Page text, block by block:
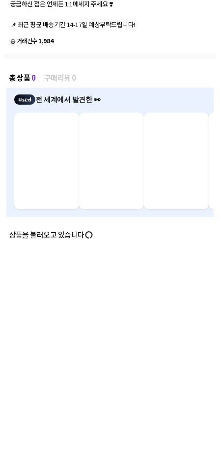
궁금하신 점은 언제든 1:1메세지 주세요 ❣️
📌 최근 평균 배송기간 14-17일 예상부탁드립니다!
총 거래건수1,984
총 상품0 구매리뷰 0
전 세계에서 발견한 👀
상품을 불러오고 있습니다